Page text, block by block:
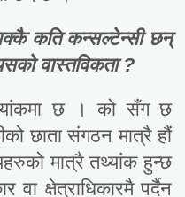
कति कन्सल्टेन्सी छन्
वास्तविकता ?
छ । को सँग छ
छाता संगठन मात्रै हौं
मात्रै तथ्यांक हुन्छ
वा क्षेत्राधिकारमै पर्दैन